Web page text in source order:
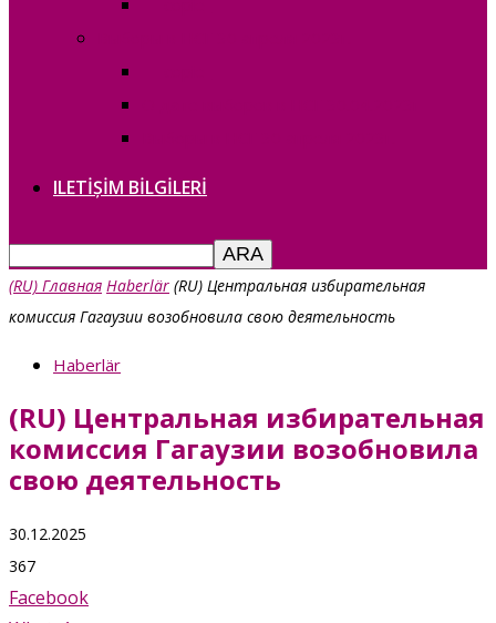
ILETIȘIM BILGILERI
(RU) Главная Haberlär (RU) Центральная избирательная
комиссия Гагаузии возобновила свою деятельность
Haberlär
(RU) Центральная избирательная
комиссия Гагаузии возобновила
свою деятельность
30.12.2025
367
Facebook